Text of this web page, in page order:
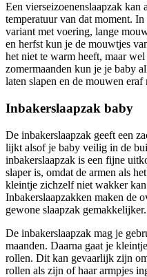
Een vierseizoenenslaapzak kan
temperatuur van dat moment.
variant met voering, lange
en herfst kun je de mouwtjes
het niet te warm heeft, maar
zomermaanden kun je je baby
laten slapen en de mouwen eraf
Inbakerslaapzak baby
De inbakerslaapzak geeft een
lijkt alsof je baby veilig in de
inbakerslaapzak is een fijne
slaper is, omdat de armen als
kleintje zichzelf niet wakker
Inbakerslaapzakken maken de
gewone slaapzak gemakkelijker.
De inbakerslaapzak mag je
maanden. Daarna gaat je
rollen. Dit kan gevaarlijk zijn
rollen als zijn of haar armpjes